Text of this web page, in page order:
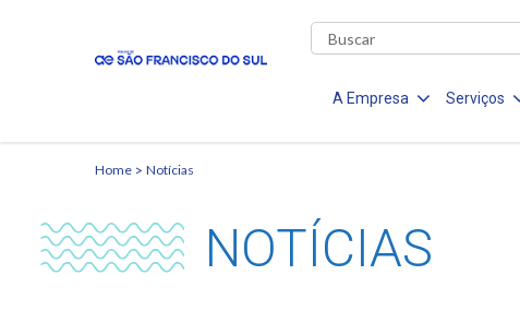
A Empresa Serviços
Home Notícias
NOTÍCIAS